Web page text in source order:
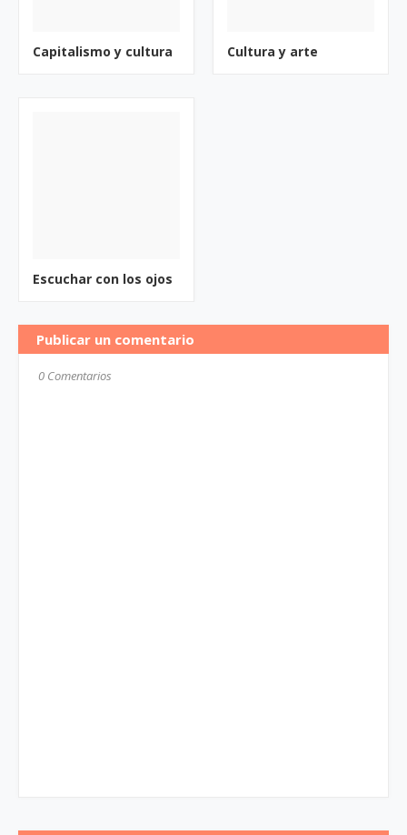
Capitalismo y cultura Cultura y arte
Escuchar con los ojos
Publicar un comentario
0 Comentarios